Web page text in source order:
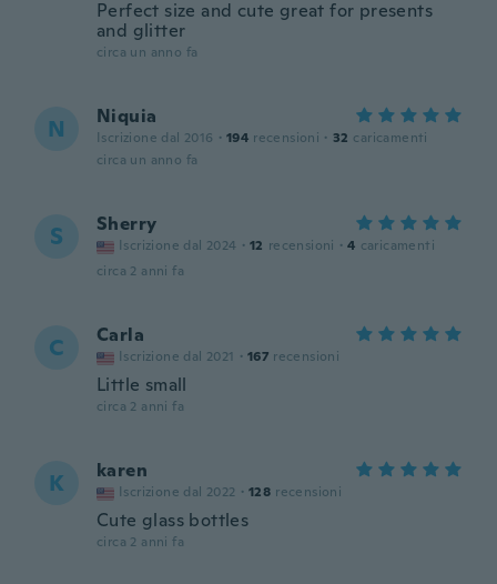
Perfect size and cute great for presents
and glitter
circa un anno fa
N Niquia
Iscrizione dal 2016 · 194 recensioni · 32 caricamenti
circa un anno fa
S Sherry
Iscrizione dal 2024 · 12 recensioni · 4 caricamenti
circa 2 anni fa
C Carla
Iscrizione dal 2021 · 167 recensioni
Little small
circa 2 anni fa
K karen
Iscrizione dal 2022 · 128 recensioni
Cute glass bottles
circa 2 anni fa